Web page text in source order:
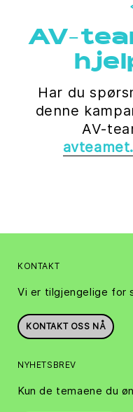
AV-
Har du
denne
AV-
KONTAKT
Vi er tilgjengelige for
KONTAKT OSS NÅ
NYHETSBREV
Kun de temaene du